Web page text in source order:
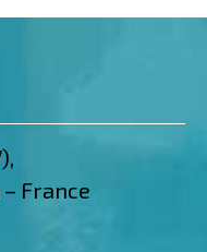
– France